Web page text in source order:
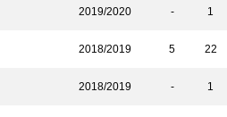
2019/2020 - 1
2018/2019 5 22
2018/2019 - 1